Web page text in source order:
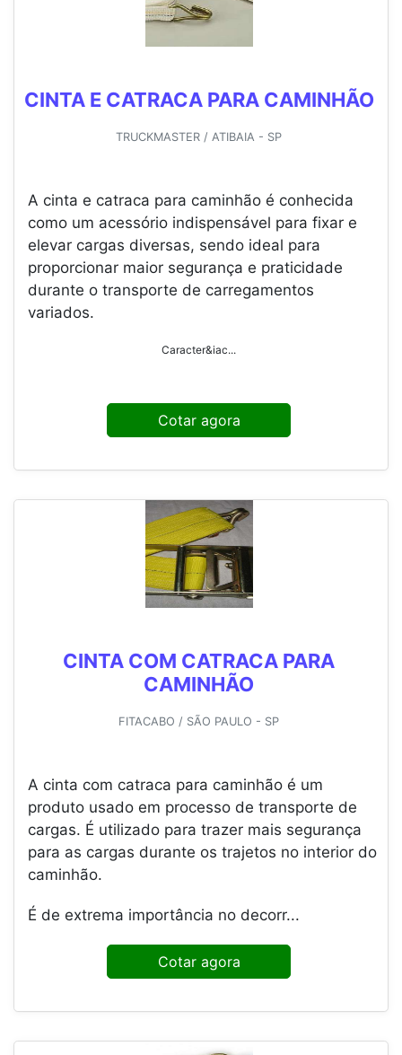
CINTA E CATRACA PARA CAMINHÃO
TRUCKMASTER / ATIBAIA - SP
A cinta e catraca para caminhão é conhecida
como um acessório indispensável para fixar e
elevar cargas diversas, sendo ideal para
proporcionar maior segurança e praticidade
durante o transporte de carregamentos
variados.
Caracter&iac...
Cotar agora
CINTA COM CATRACA PARA
CAMINHÃO
FITACABO / SÃO PAULO - SP
A cinta com catraca para caminhão é um
produto usado em processo de transporte de
cargas. É utilizado para trazer mais segurança
para as cargas durante os trajetos no interior do
caminhão.
É de extrema importância no decorr...
Cotar agora